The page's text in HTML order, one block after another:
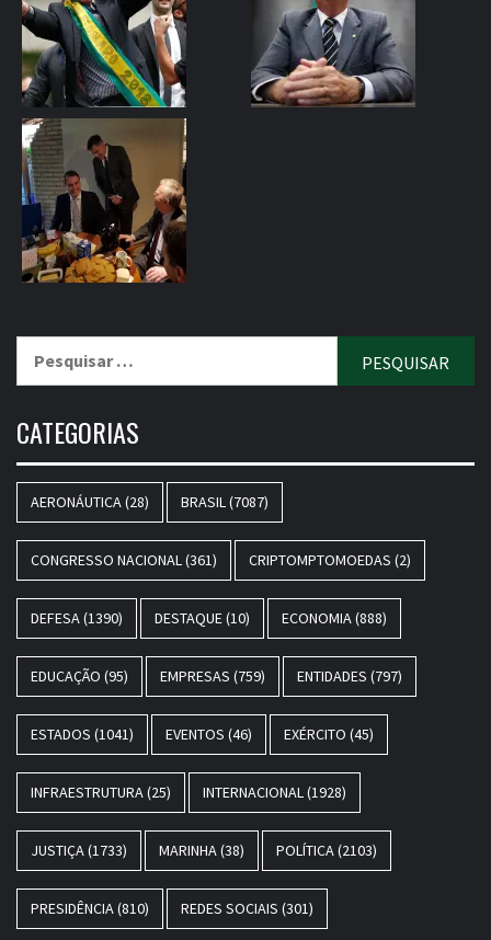
por:
CATEGORIAS
AERONÁUTICA (28) BRASIL (7087)
CONGRESSO NACIONAL (361) CRIPTOMPTOMOEDAS (2)
DEFESA (1390) DESTAQUE(10) ECONOMIA (888)
EDUCAÇÃO (95) EMPRESAS (759) ENTIDADES (797)
ESTADOS (1041) EVENTOS (46) EXÉRCITO (45)
INFRAESTRUTURA (25) INTERNACIONAL (1928)
JUSTIÇA (1733) MARINHA (38) POLÍTICA (2103)
PRESIDÊNCIA (810) REDES SOCIAIS (301)